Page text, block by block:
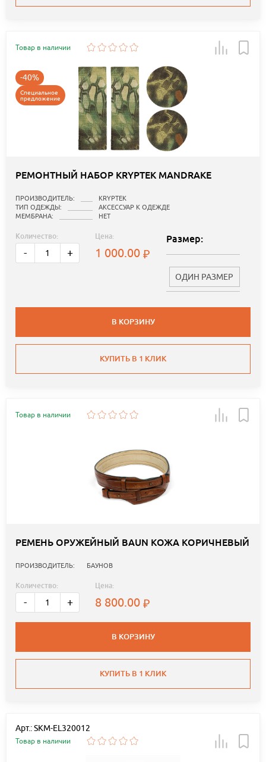
Товар в наличии
-40%
Специальное
предложение
РЕМОНТНЫЙ НАБОР KRYPTEK MANDRAKE
ПРОИЗВОДИТЕЛЬ:
KRYPTEK
ТИП ОДЕЖДЫ:
АКСЕССУАР К ОДЕЖДЕ
МЕМБРАНА:
НЕТ
Количество:
- +
Цена:
1 000.00
Размер:
ОДИН РАЗМЕР
В КОРЗИНУ
КУПИТЬ В 1 КЛИК
Товар в наличии
РЕМЕНЬ ОРУЖЕЙНЫЙ BAUN КОЖА КОРИЧНЕВЫЙ
ПРОИЗВОДИТЕЛЬ: БАУНОВ
Количество:
- +
Цена:
8 800.00
В КОРЗИНУ
КУПИТЬ В 1 КЛИК
Арт.: SKM-EL320012
Товар в наличии